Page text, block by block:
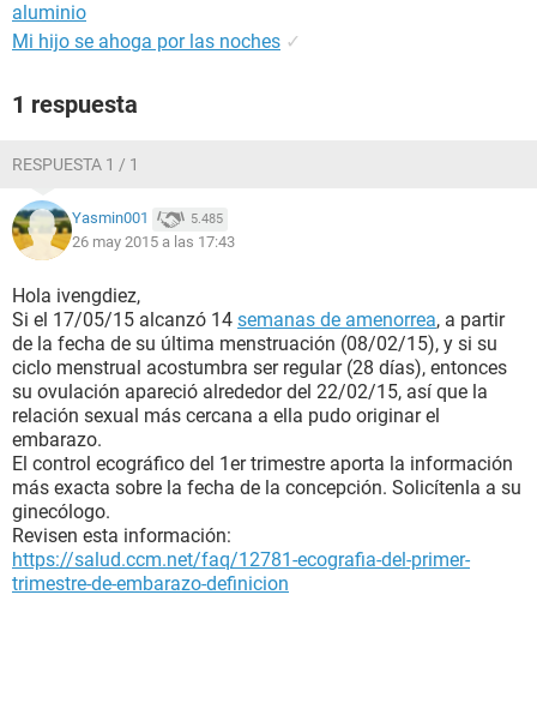
aluminio
Mi hijo se ahoga por las noches ✓
1 respuesta
RESPUESTA 1 / 1
Yasmin001 5.485
26 may 2015 a las 17:43
Hola ivengdiez,
Si el 17/05/15 alcanzó 14 semanas de amenorrea, a partir
de la fecha de su última menstruación (08/02/15), y si su
ciclo menstrual acostumbra ser regular (28 días), entonces
su ovulación apareció alrededor del 22/02/15, así que la
relación sexual más cercana a ella pudo originar el
embarazo.
El control ecográfico del 1er trimestre aporta la información
más exacta sobre la fecha de la concepción. Solicítenla a su
ginecólogo.
Revisen esta información:
https://salud.ccm.net/faq/12781-ecografia-del-primer-
trimestre-de-embarazo-definicion